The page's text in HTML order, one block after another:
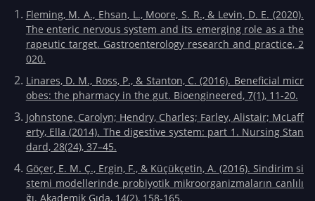
Fleming, M. A., Ehsan, L., Moore, S. R., & Levin, D. E. (2020).
The enteric nervous system and its emerging role as a the
rapeutic target. Gastroenterology research and practice, 2
020.
Linares, D. M., Ross, P., & Stanton, C. (2016). Beneficial micr
obes: the pharmacy in the gut. Bioengineered, 7(1), 11-20.
Johnstone, Carolyn; Hendry, Charles; Farley, Alistair; McLaff
erty, Ella (2014). The digestive system: part 1. Nursing Stan
dard, 28(24), 37–45.
Göçer, E. M. Ç., Ergin, F., & Küçükçetin, A. (2016). Sindirim si
stemi modellerinde probiyotik mikroorganizmaların canlılı
ğı. Akademik Gıda, 14(2), 158-165.